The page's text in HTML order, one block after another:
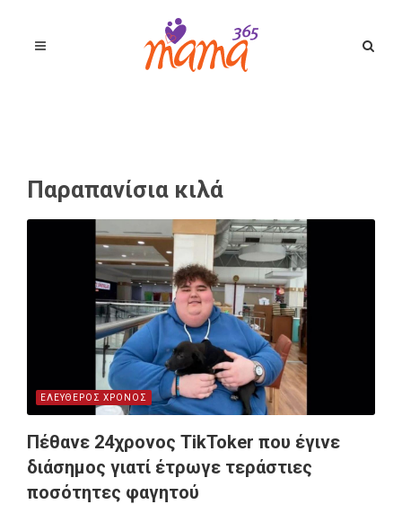
Παραπανίσια κιλά
ΕΛΕΥΘΕΡΟΣ ΧΡΟΝΟΣ
Πέθανε 24χρονος TikToker που έγινε
διάσημος γιατί έτρωγε τεράστιες
ποσότητες φαγητού